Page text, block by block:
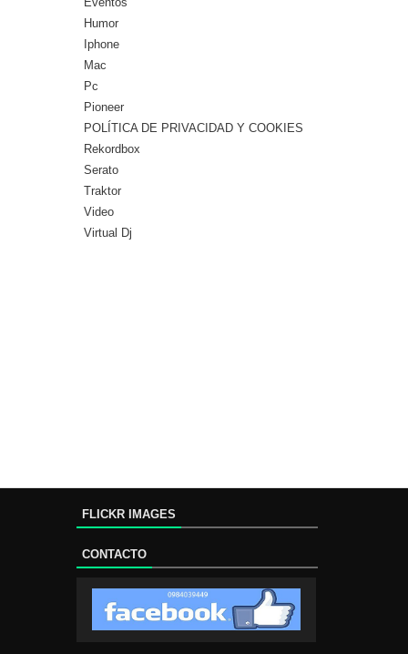
Humor
Iphone
Mac
Pc
Pioneer
POLÍTICA DE PRIVACIDAD Y COOKIES
Rekordbox
Serato
Traktor
Video
Virtual Dj
FLICKR IMAGES
CONTACTO